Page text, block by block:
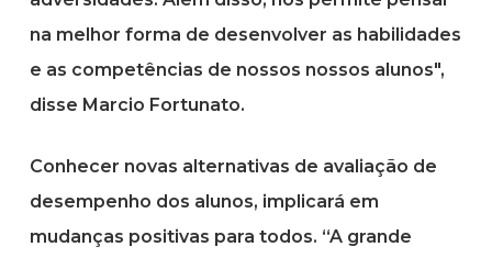
na melhor forma de desenvolver as habilidades
e as competências de nossos nossos alunos",
disse Marcio Fortunato.
Conhecer novas alternativas de avaliação de
desempenho dos alunos, implicará em
mudanças positivas para todos. “A grande